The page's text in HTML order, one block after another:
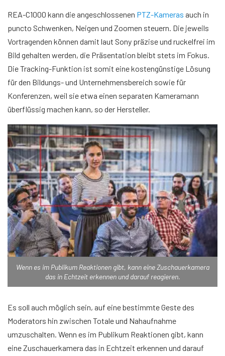
REA-C1000 kann die angeschlossenen PTZ-Kameras auch in
puncto Schwenken, Neigen und Zoomen steuern. Die jeweils
Vortragenden können damit laut Sony präzise und ruckelfrei im
Bild gehalten werden, die Präsentation bleibt stets im Fokus.
Die Tracking-Funktion ist somit eine kostengünstige Lösung
für den Bildungs- und Unternehmensbereich sowie für
Konferenzen, weil sie etwa einen separaten Kameramann
überflüssig machen kann, so der Hersteller.
Wenn es im Publikum Reaktionen gibt, kann eine Zuschauerkamera
das in Echtzeit erkennen und darauf reagieren.
Es soll auch möglich sein, auf eine bestimmte Geste des
Moderators hin zwischen Totale und Nahaufnahme
umzuschalten. Wenn es im Publikum Reaktionen gibt, kann
eine Zuschauerkamera das in Echtzeit erkennen und darauf